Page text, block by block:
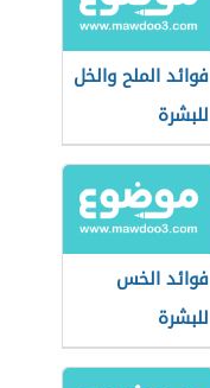
فوائد الملح والخل
للبشرة
فوائد الخس
للبشرة